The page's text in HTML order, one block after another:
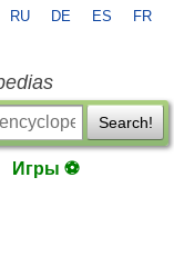
RU DE ES FR
Search!
Игры ⚽